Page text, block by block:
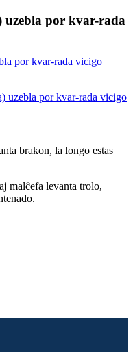
uzebla por kvar-rada
brakon, la longo estas
malĉefa levanta trolo,